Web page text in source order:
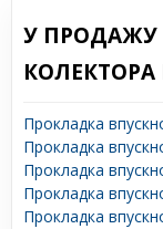
У ПРОДАЖУ
КОЛЕКТОРА
Прокладка
Прокладка
Прокладка
Прокладка
Прокладка